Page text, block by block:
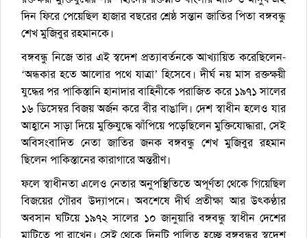
দিন ফিরে পেয়েছিল হাজার বছরের শ্রেষ্ঠ সন্তান জাতির পিতা বঙ্গবন্ধু
শেখ মুজিবুর রহমানকে।
বঙ্গবন্ধু নিজে তার এই স্বদেশ প্রত্যাবর্তনকে আখ্যায়িত করেছিলেন-
‘অন্ধকার হতে আলোর পথে যাত্রা’ হিসেবে। দীর্ঘ নয় মাস রক্তক্ষয়ী
যুদ্ধের পর পাকিস্তানি হানাদার বাহিনীকে পরাজিত করে ১৯৭১ সালের
১৬ ডিসেম্বর বিজয় অর্জন করে বীর বাঙালি। দেশ স্বাধীন হলেও যার
আহ্বানে সাড়া দিয়ে মুক্তিযুদ্ধে ঝাঁপিয়ে পড়েছিলেন মুক্তিযোদ্ধারা, সেই
অবিসংবাদিত নেতা জাতির জনক বঙ্গবন্ধু শেখ মুজিবুর রহমান
ছিলেন পাকিস্তানের কারাগারে অন্তরীণ।
ফলে স্বাধীনতা এলেও নেতার অনুপস্থিতিতে অপূর্ণতা থেকে গিয়েছিল
বিজয়ের গৌরব উদ্যাপনে। অবশেষে দীর্ঘ প্রতীক্ষা আর উৎকণ্ঠার
অবসান ঘটিয়ে ১৯৭২ সালের ১০ জানুয়ারি বঙ্গবন্ধু স্বাধীন দেশের
মাটিতে পা রাখেন। সেই থেকে দিনটি পালিত হচ্ছে বঙ্গবন্ধুর স্বদেশ